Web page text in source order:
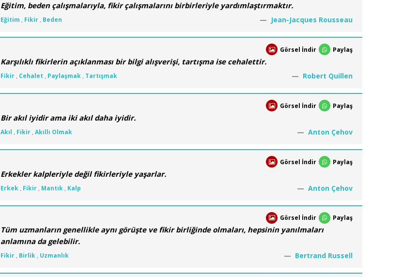
Eğitim, beden çalışmalarıyla, fikir çalışmalarını birbirleriyle yardımlaştırmaktır.
Jean-Jacques Rousseau
Eğitim , Fikir, Beden
Görsel İndir Paylaş
Karşılıklı fikirlerin açıklanması bir bilgi alışverişi, tartışma ise cehalettir.
Robert Quillen
Fikir, Cehalet , Paylaşmak, Tartışmak
Görsel İndir Paylaş
Bir akıl iyidir ama iki akıl daha iyidir.
Anton Çehov
Akıl , Fikir, Akıllı Olmak
Görsel İndir Paylaş
Erkekler kalpleriyle değil fikirleriyle yaşarlar.
Anton Çehov
Erkek, Fikir, Mantık, Kalp
Görsel İndir Paylaş
Tüm uzmanların genellikle aynı görüşte ve fikir birliğinde olmaları, hepsinin yanılmaları
anlamına da gelebilir.
Bertrand Russell
Fikir, Birlik, Uzmanlık